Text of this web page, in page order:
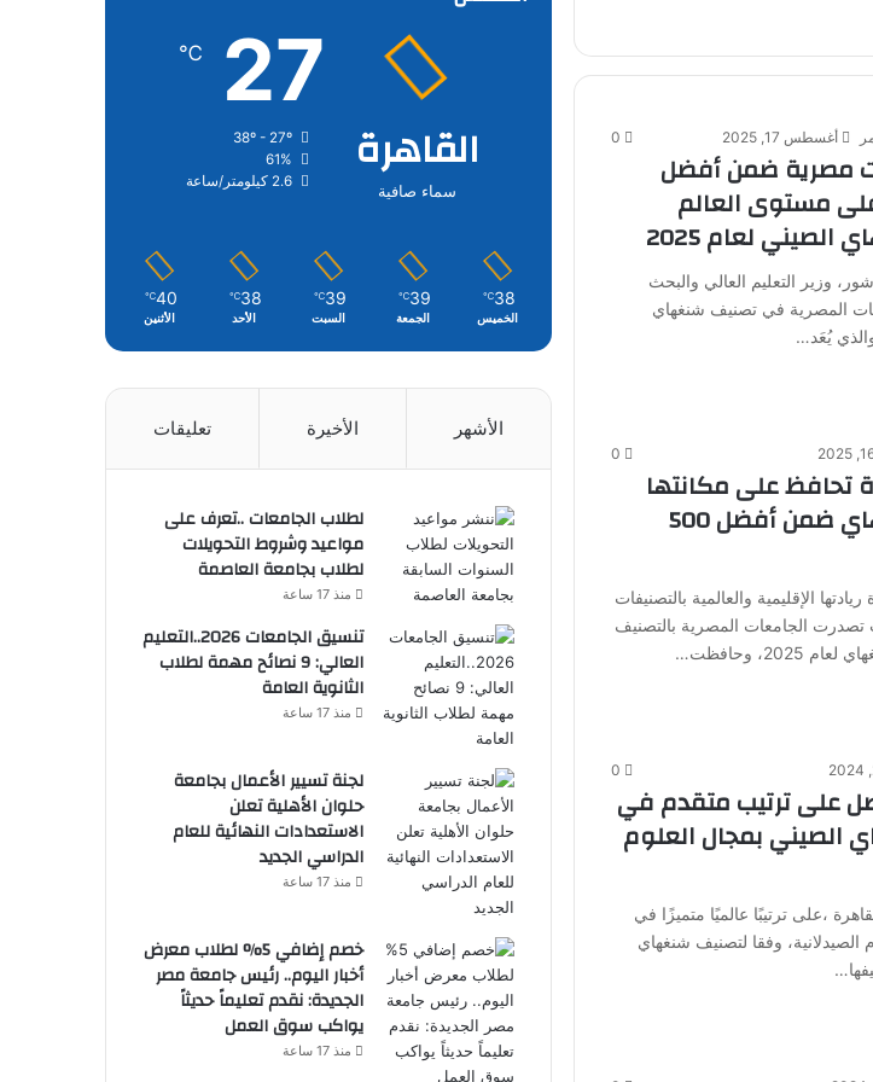
أغسطس 17, 2025 0
مصرية ضمن أفضل
على مستوى العالم
لعام 2025
وزير التعليم العالي والبحث
المصرية في تصنيف شنغهاي
0
تحافظ على مكانتها
بتصنيف شنغهاي ضمن أفضل 500
الإقليمية والعالمية بالتصنيفات
تصدرت الجامعات المصرية بالتصنيف
0
على ترتيب متقدم في
الصيني بمجال العلوم
،على ترتيبًا عالميًا متميزًا في
الصيدلانية، وفقا لتصنيف شنغهاي
القاهرة
سماء صافية
27
℃
38º - 27º
61%
2.6 كيلومتر/ساعة
38
℃
الخميس
39
℃
الجمعة
39
℃
السبت
38
℃
الأحد
40
℃
الأثنين
الأشهر الأخيرة تعليقات
لطلاب الجامعات ..تعرف على
مواعيد وشروط التحويلات
لطلاب بجامعة العاصمة
منذ 17 ساعة
تنسيق الجامعات 2026..التعليم
العالي: 9 نصائح مهمة لطلاب
الثانوية العامة
منذ 17 ساعة
لجنة تسيير الأعمال بجامعة
حلوان الأهلية تعلن
الاستعدادات النهائية للعام
الدراسي الجديد
منذ 17 ساعة
خصم إضافي 5% لطلاب معرض
أخبار اليوم.. رئيس جامعة مصر
الجديدة: نقدم تعليماً حديثاً
يواكب سوق العمل
منذ 17 ساعة